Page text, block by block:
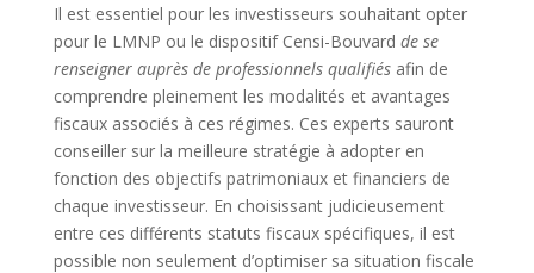
Il est essentiel pour les investisseurs souhaitant opter
pour le LMNP ou le dispositif Censi-Bouvard de se
renseigner auprès de professionnels qualifiésafin de
comprendre pleinement les modalités et avantages
fiscaux associés à ces régimes. Ces experts sauront
conseiller sur la meilleure stratégie à adopter en
fonction des objectifs patrimoniaux et financiers de
chaque investisseur. En choisissant judicieusement
entre ces différents statuts fiscaux spécifiques, il est
possible non seulement d’optimiser sa situation fiscale